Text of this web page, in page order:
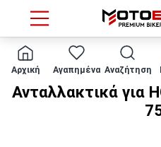
Αρχική Αγαπημένα Αναζήτηση
Μάρκα/μοντέλο
Ανταλλακτικά για